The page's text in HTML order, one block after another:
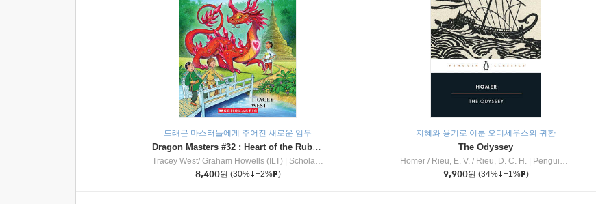
드래곤 마스터들에게 주어진 새로운 임무
Dragon Masters #32 : Heart of the Ruby Dragon (A Branches Book)
Tracey West/ Graham Howells (ILT)
Scholastic Inc
8,400원 (30% +2% )
지혜와 용기로 이룬 오디세우스의 귀환
The Odyssey
Homer / Rieu, E. V. / Rieu, D. C. H.
Penguin Group
9,900원 (34% +1% )